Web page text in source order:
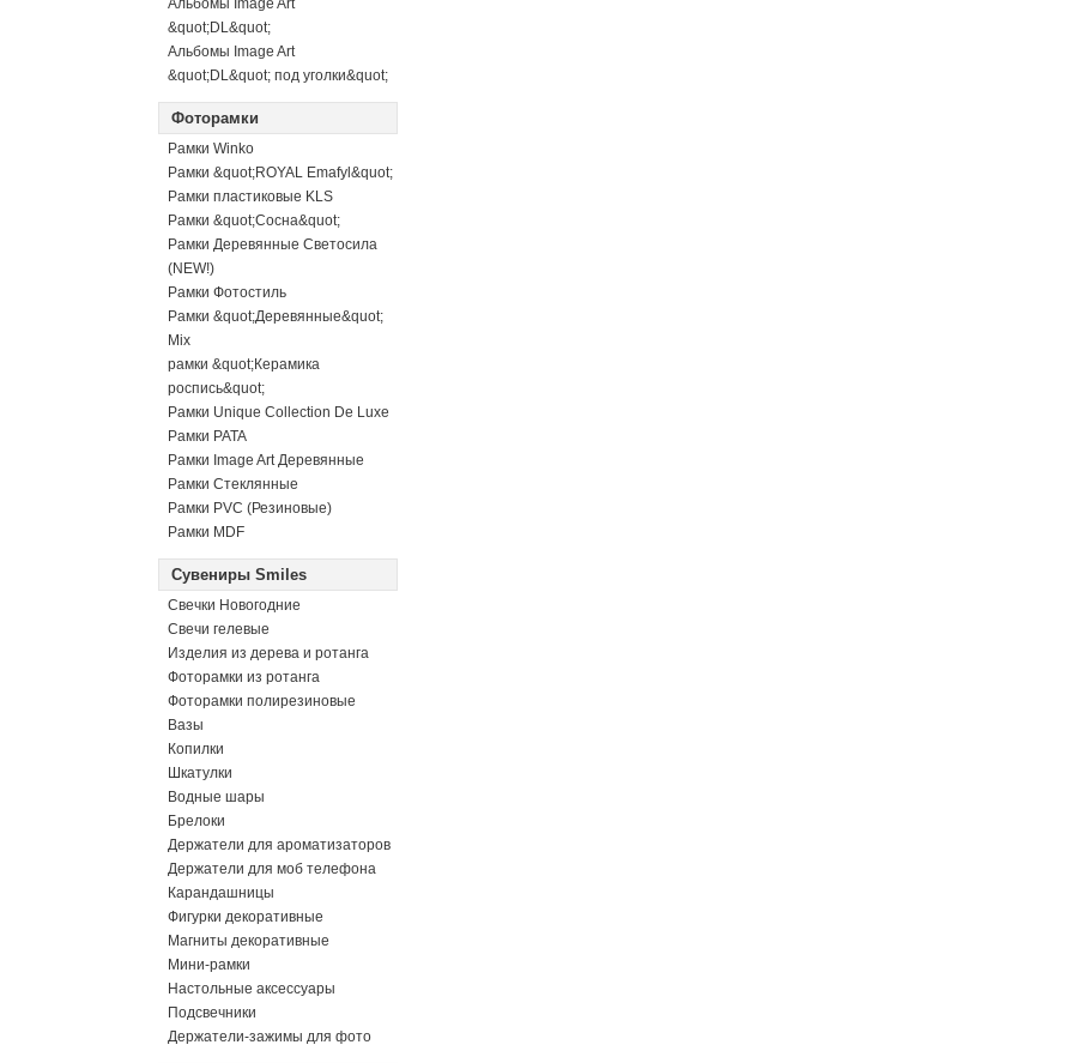
Альбомы Image Art
&quot;DL&quot;
Альбомы Image Art
&quot;DL&quot; под уголки&quot;
Фоторамки
Рамки Winko
Рамки &quot;ROYAL Emafyl&quot;
Рамки пластиковые KLS
Рамки &quot;Сосна&quot;
Рамки Деревянные Светосила
(NEW!)
Рамки Фотостиль
Рамки &quot;Деревянные&quot;
Mix
рамки &quot;Керамика
роспись&quot;
Рамки Unique Collection De Luxe
Рамки PATA
Рамки Image Art Деревянные
Рамки Стеклянные
Рамки PVC (Резиновые)
Рамки MDF
Сувениры Smiles
Свечки Новогодние
Свечи гелевые
Изделия из дерева и ротанга
Фоторамки из ротанга
Фоторамки полирезиновые
Вазы
Копилки
Шкатулки
Водные шары
Брелоки
Держатели для ароматизаторов
Держатели для моб телефона
Карандашницы
Фигурки декоративные
Магниты декоративные
Мини-рамки
Настольные аксессуары
Подсвечники
Держатели-зажимы для фото